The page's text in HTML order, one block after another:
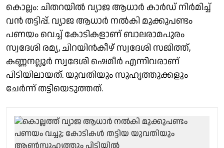
കൊല്ലം: ചിതറയിൽ വ്യാജ ആധാർ കാർഡ് നിർമിച്ച്
വൻ തട്ടിപ്പ്. വ്യാജ ആധാർ നൽകി മുക്കുപണ്ടം
പണയം വെച്ച് കോടികളാണ് ബാലരാമപുരം
സ്വദേശി രമ്യ, ചിറയിൻകീഴ് സ്വദേശി സജിത്ത്,
കണ്ണനല്ലൂർ സ്വദേശി ഷെമീർ എന്നിവരാണ്
പിടിയിലായത്. യുവതിയും സുഹൃത്തുക്കളും
ചേർന്ന് തട്ടിയെടുത്തത്.